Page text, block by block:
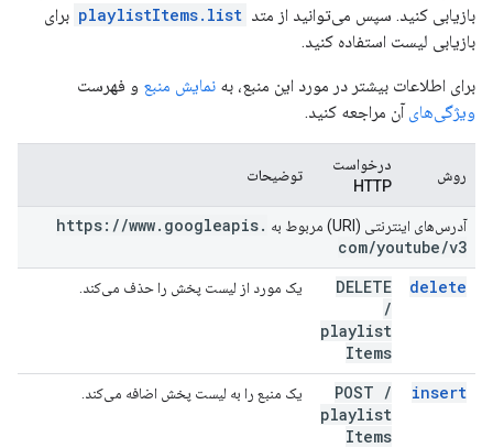
بازیابی کنید. سپس می‌توانید از متد playlistItems.list برای
بازیابی لیست استفاده کنید.
برای اطلاعات بیشتر در مورد این منبع، به نمایش منبع و فهرست
ویژگی‌های آن مراجعه کنید.
روش
درخواست
HTTP
توضیحات
آدرس‌های اینترنتی (URI) مربوط به https: //www. googleapis.
com/youtube/v3
delete
DELETE
/
playlist
Items
یک مورد از لیست پخش را حذف می‌کند.
insert
POST /
playlist
Items
یک منبع را به لیست پخش اضافه می‌کند.